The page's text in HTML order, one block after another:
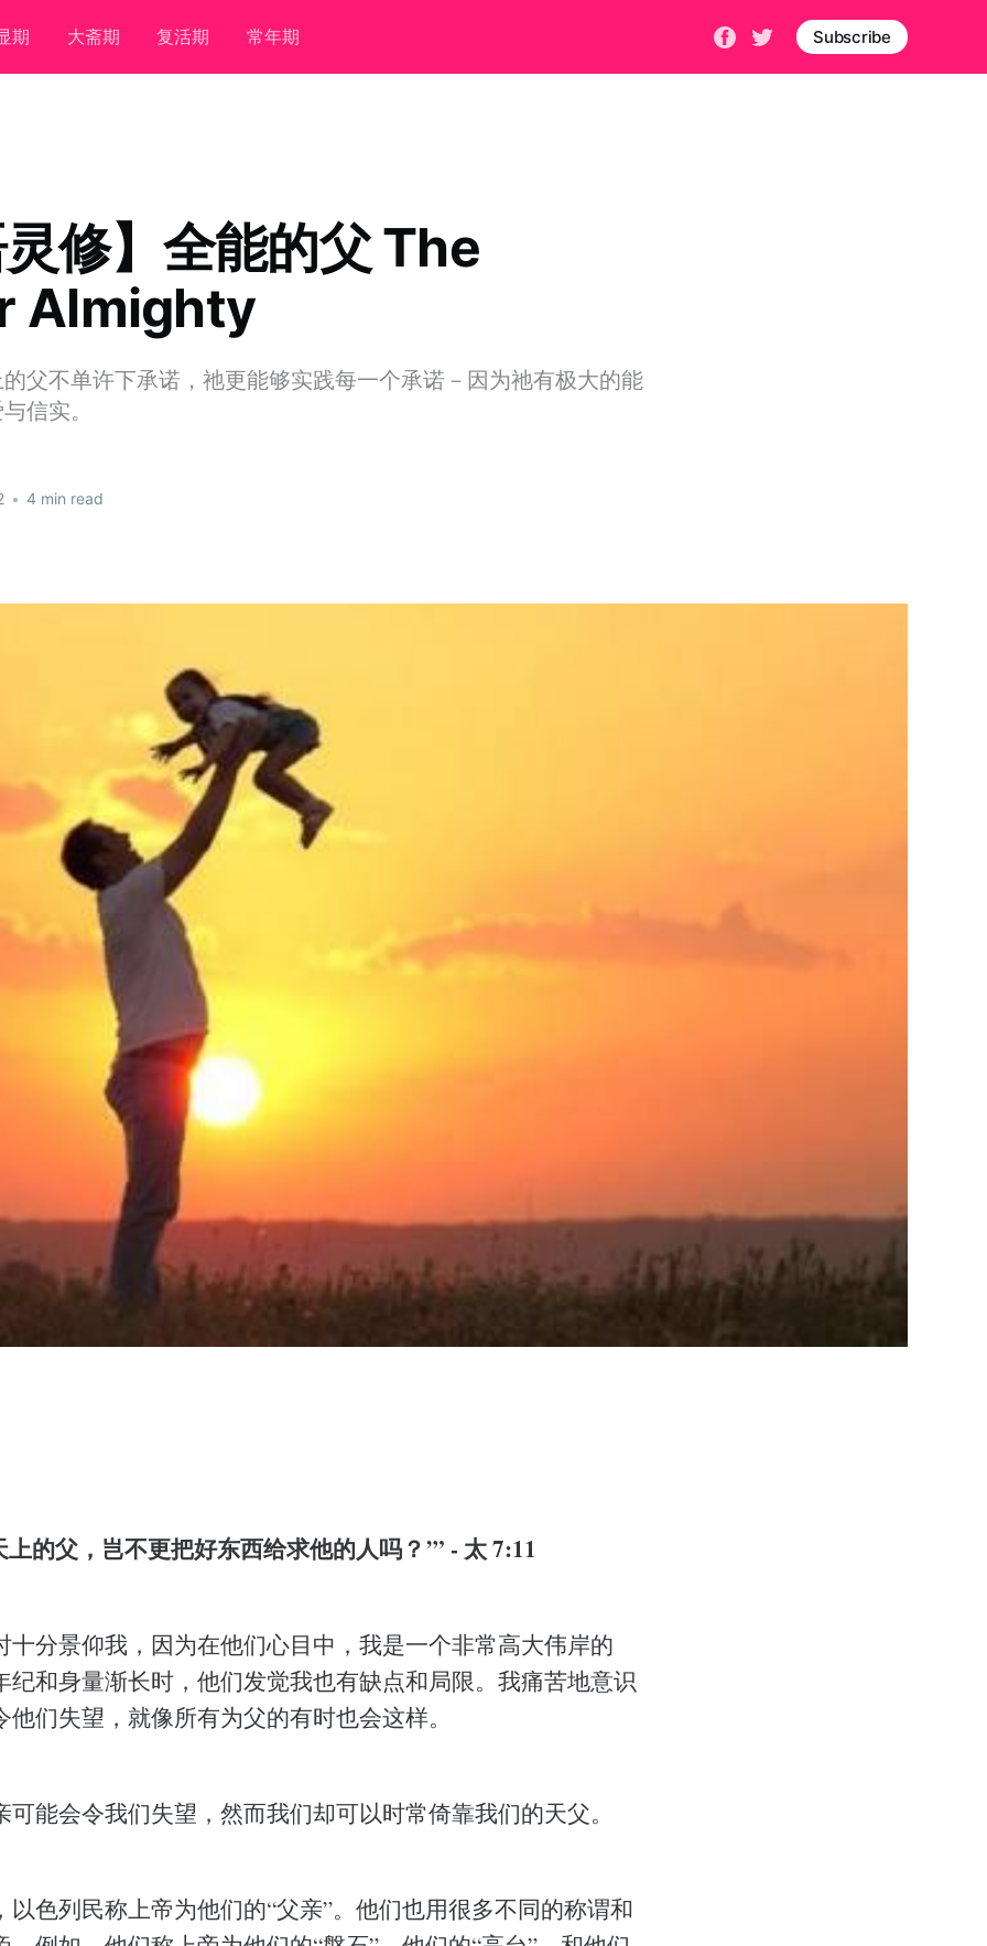
期 大斋期 复活期 常年期 Subscribe
修】全能的父 The
Almighty
父不单许下承诺，祂更能够实践每一个承诺－因为祂有极大的能
信实。
• 4 min read
上的父，岂不更把好东西给求他的人吗？’” - 太 7:11
十分景仰我，因为在他们心目中，我是一个非常高大伟岸的
纪和身量渐长时，他们发觉我也有缺点和局限。我痛苦地意识
们失望，就像所有为父的有时也会这样。
能会令我们失望，然而我们却可以时常倚靠我们的天父。
以色列民称上帝为他们的“父亲”。他们也用很多不同的称谓和